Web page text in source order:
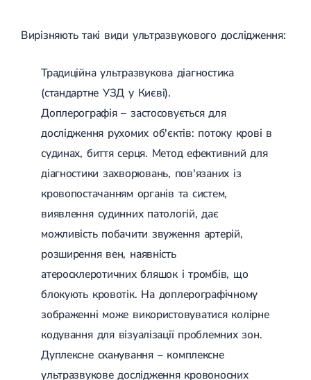
Вирізняють такі види ультразвукового дослідження:
Традиційна ультразвукова діагностика
(стандартне УЗД у Києві).
Доплерографія – застосовується для
дослідження рухомих об'єктів: потоку крові в
судинах, биття серця. Метод ефективний для
діагностики захворювань, пов'язаних із
кровопостачанням органів та систем,
виявлення судинних патологій, дає
можливість побачити звуження артерій,
розширення вен, наявність
атеросклеротичних бляшок і тромбів, що
блокують кровотік. На доплерографічному
зображенні може використовуватися колірне
кодування для візуалізації проблемних зон.
Дуплексне сканування – комплексне
ультразвукове дослідження кровоносних